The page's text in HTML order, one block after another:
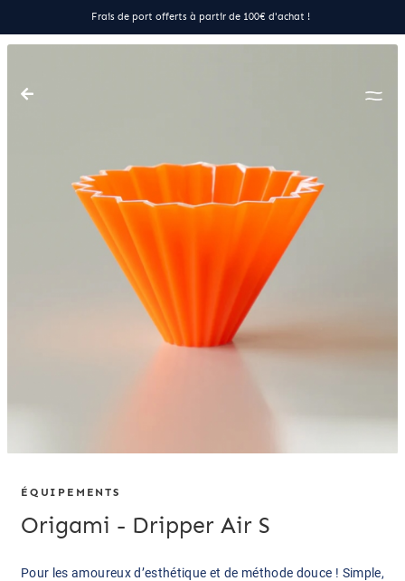
Frais de port offerts à partir de 100€ d'achat !
ÉQUIPEMENTS
Origami - Dripper Air S
Pour les amoureux d’esthétique et de méthode douce ! Simple,